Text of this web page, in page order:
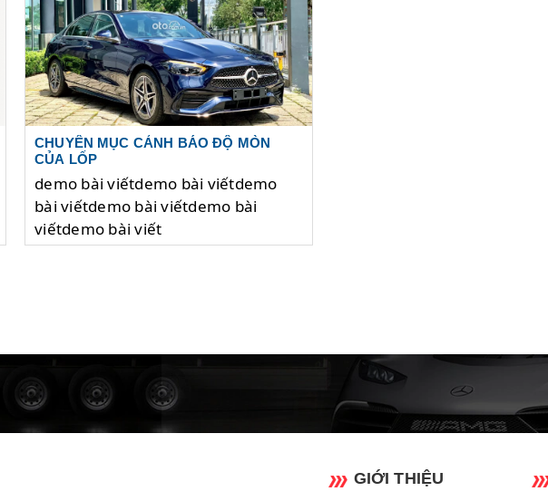
CHUYÊN MỤC CẢNH BÁO ĐỘ MÒN
CỦA LỐP
demo bài viếtdemo bài viếtdemo
bài viếtdemo bài viếtdemo bài
viếtdemo bài viết
GIỚI THIỆU